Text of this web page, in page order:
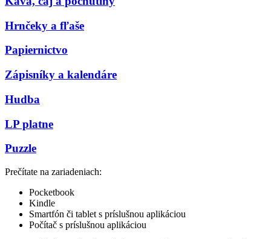
Hrnčeky a fľaše
Papiernictvo
Zápisníky a kalendáre
Hudba
LP platne
Puzzle
Prečítate na zariadeniach:
Pocketbook
Kindle
Smartfón či tablet s príslušnou aplikáciou
Počítač s príslušnou aplikáciou